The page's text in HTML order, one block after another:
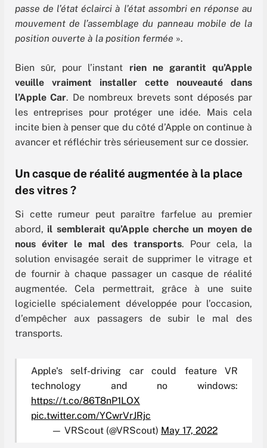
passe de l’état éclairci à l’état assombri en réponse au
mouvement de l’assemblage du panneau mobile de la
position ouverte à la position fermée ».
Bien sûr, pour l’instant rien ne garantit qu’Apple
veuille vraiment installer cette nouveauté dans
l’Apple Car. De nombreux brevets sont déposés par
les entreprises pour protéger une idée. Mais cela
incite bien à penser que du côté d’Apple on continue à
avancer et réfléchir très sérieusement sur ce dossier.
Un casque de réalité augmentée à la place
des vitres ?
Si cette rumeur peut paraître farfelue au premier
abord, il semblerait qu’Apple cherche un moyen de
nous éviter le mal des transports. Pour cela, la
solution envisagée serait de supprimer le vitrage et
de fournir à chaque passager un casque de réalité
augmentée. Cela permettrait, grâce à une suite
logicielle spécialement développée pour l’occasion,
d’empêcher aux passagers de subir le mal des
transports.
Apple's self-driving car could feature VR
technology and no windows:
https://t.co/86T8nP1LOX
pic.twitter.com/YCwrVrJRjc
— VRScout (@VRScout) May 17, 2022